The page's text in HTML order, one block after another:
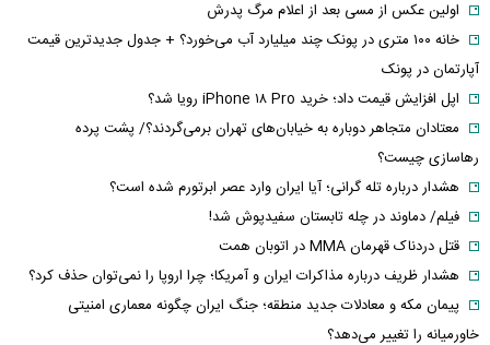
اولین عکس از مسی بعد از اعلام مرگ پدرش
خانه ۱۰۰ متری در پونک چند میلیارد آب می‌خورد؟ + جدول جدیدترین قیمت
آپارتمان در پونک
اپل افزایش قیمت داد؛ خرید iPhone ۱۸ Pro رویا شد؟
معتادان متجاهر دوباره به خیابان‌های تهران برمی‌گردند؟/ پشت پرده
رهاسازی چیست؟
هشدار درباره تله گرانی؛ آیا ایران وارد عصر ابرتورم شده است؟
فیلم/ دماوند در چله تابستان سفیدپوش شد!
قتل دردناک قهرمان MMA در اتوبان همت
هشدار ظریف درباره مذاکرات ایران و آمریکا؛ چرا اروپا را نمی‌توان حذف کرد؟
پیمان مکه و معادلات جدید منطقه؛ جنگ ایران چگونه معماری امنیتی
خاورمیانه را تغییر می‌دهد؟